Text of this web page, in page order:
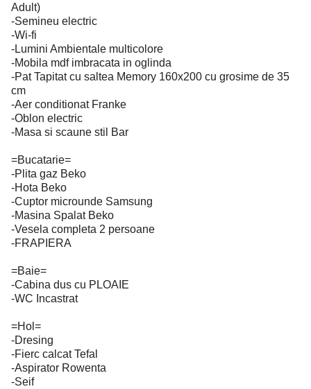
Adult)
-Semineu electric
-Wi-fi
-Lumini Ambientale multicolore
-Mobila mdf imbracata in oglinda
-Pat Tapitat cu saltea Memory 160x200 cu grosime de 35
cm
-Aer conditionat Franke
-Oblon electric
-Masa si scaune stil Bar
=Bucatarie=
-Plita gaz Beko
-Hota Beko
-Cuptor microunde Samsung
-Masina Spalat Beko
-Vesela completa 2 persoane
-FRAPIERA
=Baie=
-Cabina dus cu PLOAIE
-WC Incastrat
=Hol=
-Dresing
-Fierc calcat Tefal
-Aspirator Rowenta
-Seif